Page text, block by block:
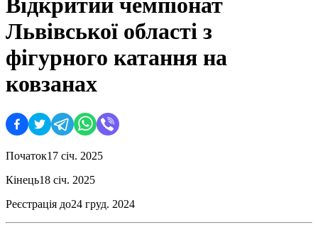
Відкритий чемпіонат
Львівської області з
фігурного катання на
ковзанах
Початок17 січ. 2025
Кінець18 січ. 2025
Реєстрація до24 груд. 2024